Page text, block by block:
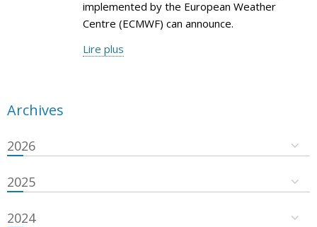
implemented by the European Weather
Centre (ECMWF) can announce.
Lire plus
Archives
2026
2025
2024